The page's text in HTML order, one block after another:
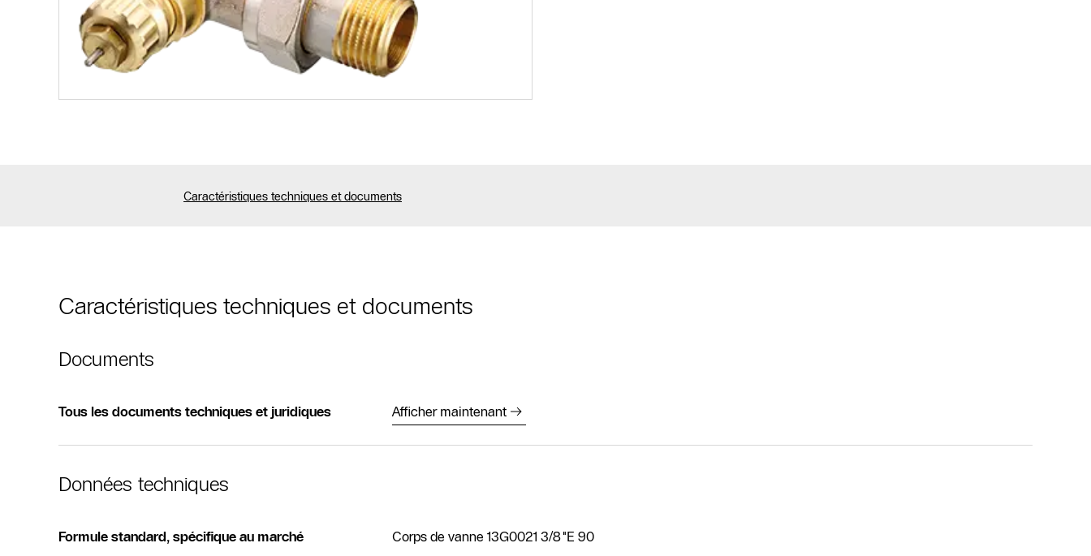
Caractéristiques techniques et documents
Caractéristiques techniques et documents
Documents
Tous les documents techniques et juridiques Afficher maintenant
Données techniques
Formule standard, spécifique au marché Corps de vanne 13G0021 3/8"E 90